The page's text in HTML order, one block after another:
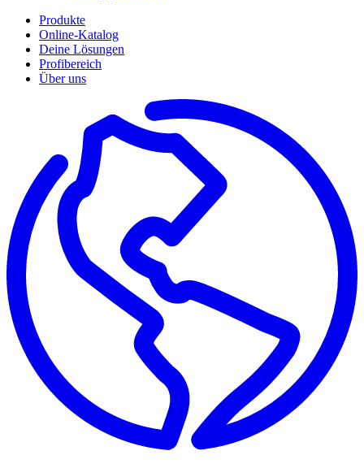
Produkte
Online-Katalog
Deine Lösungen
Profibereich
Über uns